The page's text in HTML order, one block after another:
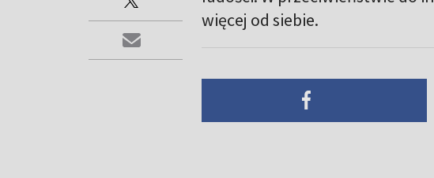
więcej od siebie.